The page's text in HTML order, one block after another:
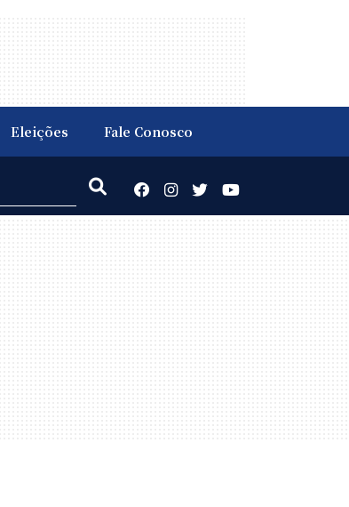
Eleições Fale Conosco